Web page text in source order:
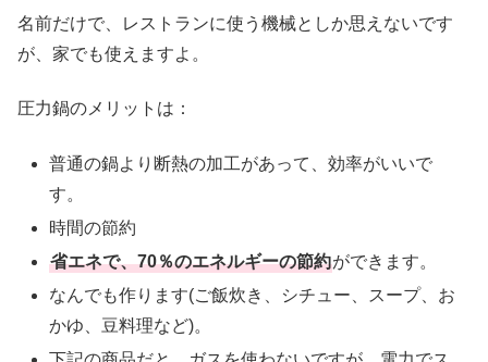
名前だけで、レストランに使う機械としか思えないです
が、家でも使えますよ。
圧力鍋のメリットは：
普通の鍋より断熱の加工があって、効率がいいで
す。
時間の節約
省エネで、70％のエネルギーの節約ができます。
なんでも作ります(ご飯炊き、シチュー、スープ、お
かゆ、豆料理など)。